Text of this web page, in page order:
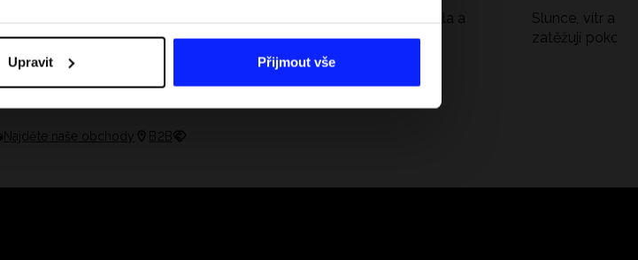
Upravit Přijmout vše
závodů, rekordy a nejlepší jezdci F1
Jak si sbalit batoh do letadla a
nepřekročit limity?
Slunce, vítr a
zatěžují
Najděte naše obchody B2B